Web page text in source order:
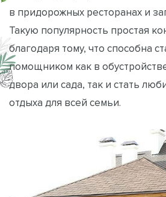
в придорожных ресторанах и
Такую популярность простая
благодаря тому, что способна
помощником как в
двора или сада, так и стать
отдыха для всей семьи.